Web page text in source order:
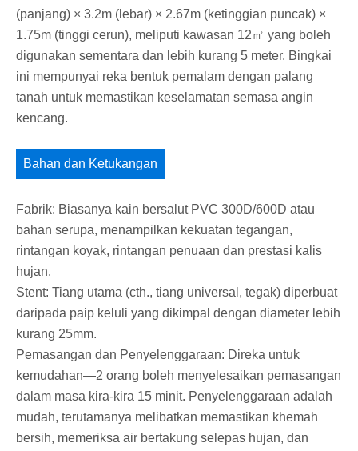
(panjang) × 3.2m (lebar) × 2.67m (ketinggian puncak) ×
1.75m (tinggi cerun), meliputi kawasan 12㎡ yang boleh
digunakan sementara dan lebih kurang 5 meter. Bingkai
ini mempunyai reka bentuk pemalam dengan palang
tanah untuk memastikan keselamatan semasa angin
kencang.
Bahan dan Ketukangan
Fabrik: Biasanya kain bersalut PVC 300D/600D atau
bahan serupa, menampilkan kekuatan tegangan,
rintangan koyak, rintangan penuaan dan prestasi kalis
hujan.
Stent: Tiang utama (cth., tiang universal, tegak) diperbuat
daripada paip keluli yang dikimpal dengan diameter lebih
kurang 25mm.
Pemasangan dan Penyelenggaraan: Direka untuk
kemudahan—2 orang boleh menyelesaikan pemasangan
dalam masa kira-kira 15 minit. Penyelenggaraan adalah
mudah, terutamanya melibatkan memastikan khemah
bersih, memeriksa air bertakung selepas hujan, dan